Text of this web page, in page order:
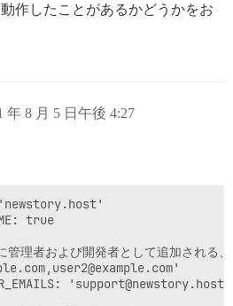
作したことがあるかどうかをお
年 8 月 5 日午後 4:27
'newstory.host'
true
理者および開発者として追加される
'support@newstory.host'